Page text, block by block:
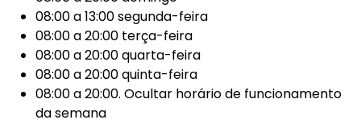
08:00 a 13:00 segunda-feira
08:00 a 20:00 terça-feira
08:00 a 20:00 quarta-feira
08:00 a 20:00 quinta-feira
08:00 a 20:00. Ocultar horário de funcionamento
da semana